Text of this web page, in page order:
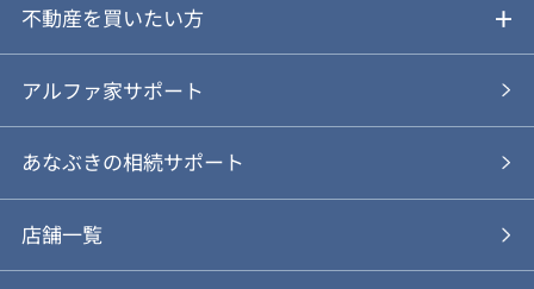
ご売却ガイド
ご売却の流れ
あなぶきの仲介
あなぶきの買取
不動産を買いたい方
ご購入ガイド
物件を探す
購入の流れ
アルファ家サポート
あなぶきの相続サポート
店舗一覧